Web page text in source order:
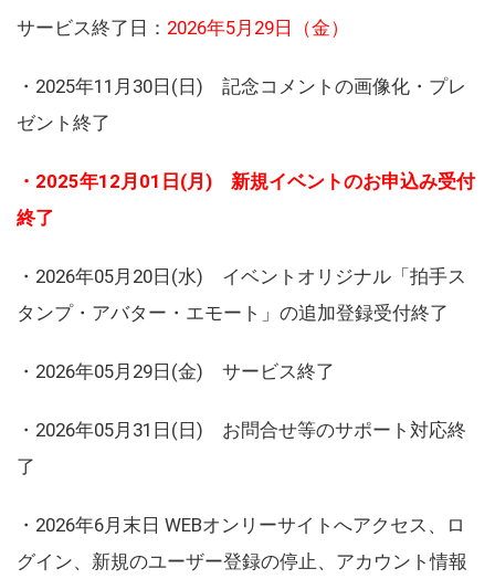
サービス終了日： 2026年5月29日（金）
・2025年11月30日(日) 記念コメントの画像化・プレ
ゼント終了
・2025年12月01日(月) 新規イベントのお申込み受付
終了
・2026年05月20日(水) イベントオリジナル「拍手ス
タンプ・アバター・エモート」の追加登録受付終了
・2026年05月29日(金) サービス終了
・2026年05月31日(日) お問合せ等のサポート対応終
了
・2026年6月末日 WEBオンリーサイトへアクセス、ロ
グイン、新規のユーザー登録の停止、アカウント情報